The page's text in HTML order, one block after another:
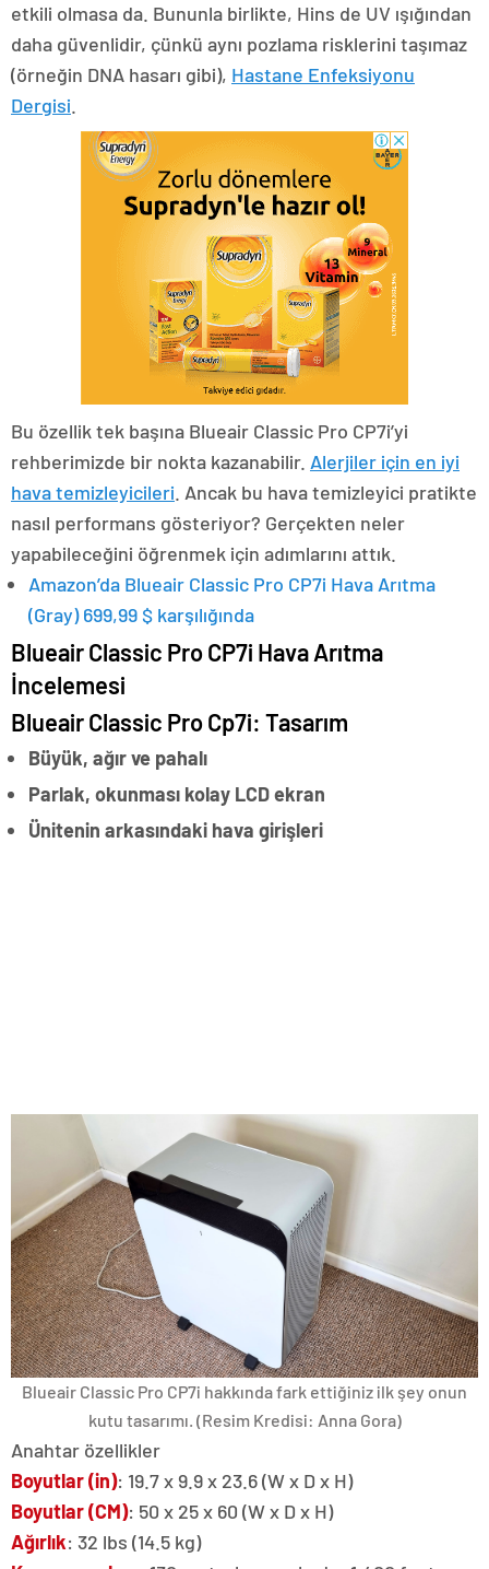
etkili olmasa da. Bununla birlikte, Hins de UV ışığından
daha güvenlidir, çünkü aynı pozlama risklerini taşımaz
(örneğin DNA hasarı gibi), Hastane Enfeksiyonu
Dergisi
Bu özellik tek başına Blueair Classic Pro CP7i’yi
rehberimizde bir nokta kazanabilir. Alerjiler için en iyi
hava temizleyicileri . Ancak bu hava temizleyici pratikte
nasıl performans gösteriyor? Gerçekten neler
yapabileceğini öğrenmek için adımlarını attık.
Amazon’da Blueair Classic Pro CP7i Hava Arıtma
(Gray) 699,99 $ karşılığında
Blueair Classic Pro CP7i Hava Arıtma
İncelemesi
Blueair Classic Pro Cp7i: Tasarım
Büyük, ağır ve pahalı
Parlak, okunması kolay LCD ekran
Ünitenin arkasındaki hava girişleri
Blueair Classic Pro CP7i hakkında fark ettiğiniz ilk şey onun
kutu tasarımı. (Resim Kredisi: Anna Gora)
Anahtar özellikler
Boyutlar (in): 19.7 x 9.9 x 23.6 (W x D x H)
Boyutlar (CM): 50 x 25 x 60 (W x D x H)
Ağırlık: 32 lbs (14.5 kg)